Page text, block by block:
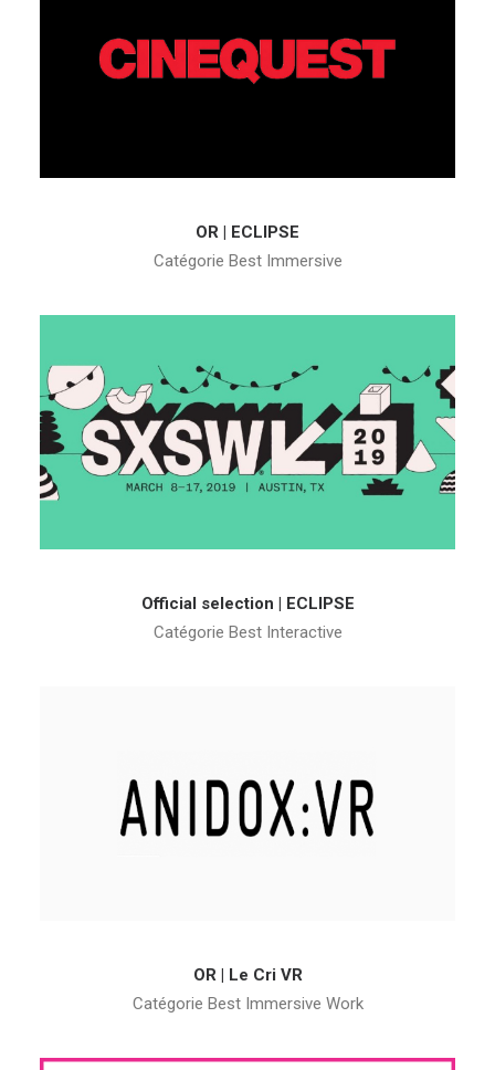
OR | ECLIPSE
Catégorie Best Immersive
Official selection | ECLIPSE
Catégorie Best Interactive
OR | Le Cri VR
Catégorie Best Immersive Work